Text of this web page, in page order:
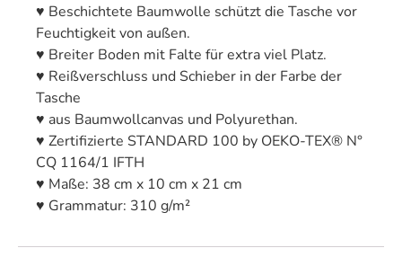
♥ Beschichtete Baumwolle schützt die Tasche vor
Feuchtigkeit von außen.
♥ Breiter Boden mit Falte für extra viel Platz.
♥ Reißverschluss und Schieber in der Farbe der
Tasche
♥ aus Baumwollcanvas und Polyurethan.
♥ Zertifizierte STANDARD 100 by OEKO-TEX® N°
CQ 1164/1 IFTH
♥ Maße: 38 cm x 10 cm x 21 cm
♥ Grammatur: 310 g/m²